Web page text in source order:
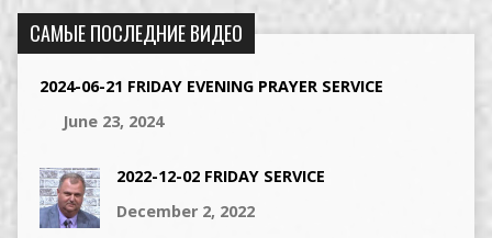
САМЫЕ ПОСЛЕДНИЕ ВИДЕО
2024-06-21 FRIDAY EVENING PRAYER SERVICE
June 23, 2024
2022-12-02 FRIDAY SERVICE
December 2, 2022